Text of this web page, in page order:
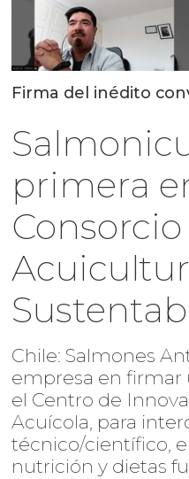
Firma del inédito
primera
Chile: Salmones
empresa en firmar
el Centro de
Acuícola, para
técnico/científico,
nutrición y dietas